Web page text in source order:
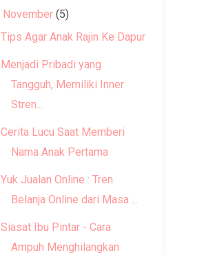
November (5)
Tips Agar Anak Rajin Ke Dapur
Menjadi Pribadi yang
Tangguh, Memiliki Inner
Stren...
Cerita Lucu Saat Memberi
Nama Anak Pertama
Yuk Jualan Online : Tren
Belanja Online dari Masa ...
Siasat Ibu Pintar - Cara
Ampuh Menghilangkan